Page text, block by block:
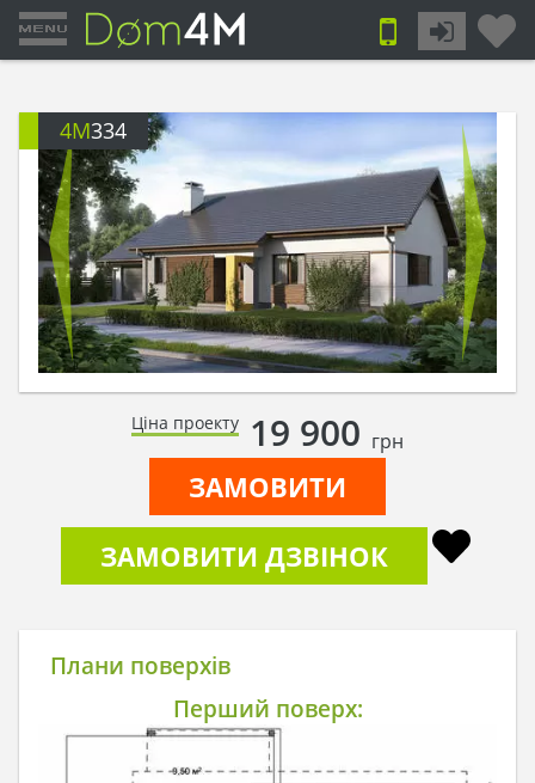
4M334
Ціна проекту 19 900 грн
ЗАМОВИТИ
ЗАМОВИТИ ДЗВІНОК
Плани поверхів
Перший поверх: